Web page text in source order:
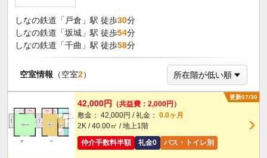
しなの鉄道「戸倉」駅 徒歩30分
しなの鉄道「坂城」駅 徒歩54分
しなの鉄道「千曲」駅 徒歩58分
空室情報 （空室2）
更新07/30
42,000円
（共益費：2,000円）
敷金： 42,000円 / 礼金： 0.0ヶ月
2K / 40.00㎡ / 地上1階
仲介手数料半額
礼金0 バス・トイレ別